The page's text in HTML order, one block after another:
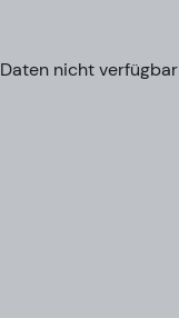
Daten nicht verfügbar